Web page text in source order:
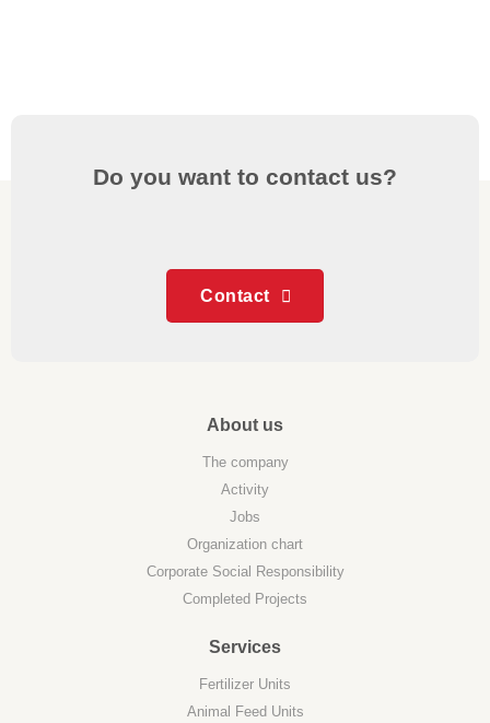
Do you want to contact us?
Contact
About us
The company
Activity
Jobs
Organization chart
Corporate Social Responsibility
Completed Projects
Services
Fertilizer Units
Animal Feed Units